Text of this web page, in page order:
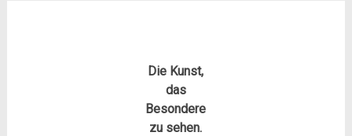
Die Kunst,
das
Besondere
zu sehen.